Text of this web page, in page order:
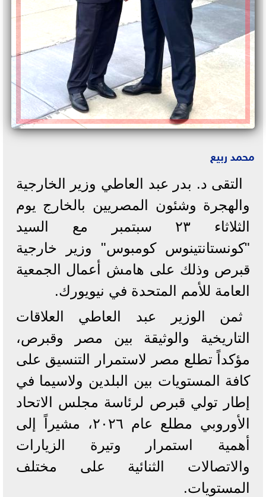
محمد ربيع
‏‎التقى د. بدر عبد العاطي وزير الخارجية
والهجرة وشئون المصريين بالخارج يوم
الثلاثاء ٢٣ سبتمبر مع السيد
"كونستانتينوس كومبوس" وزير خارجية
قبرص وذلك على هامش أعمال الجمعية
العامة للأمم المتحدة في نيويورك.
‏‎ثمن الوزير عبد العاطي العلاقات
التاريخية والوثيقة بين مصر وقبرص،
مؤكداً تطلع مصر لاستمرار التنسيق على
كافة المستويات بين البلدين ولاسيما في
إطار تولي قبرص لرئاسة مجلس الاتحاد
الأوروبي مطلع عام ٢٠٢٦، مشيراً إلى
أهمية استمرار وتيرة الزيارات
والاتصالات الثنائية على مختلف
المستويات.